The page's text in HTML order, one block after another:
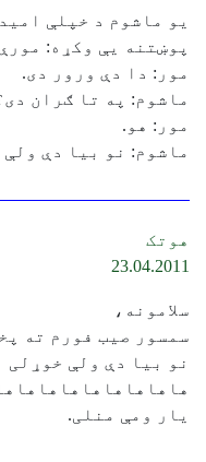
یو ماشوم د خپلې
پوښتنه یې وکړه:
مور: دا دې ورور دی.
ماشوم: په تا ګران
مور: هو.
ماشوم: نو بیا دې ولې
هوتک
23.04.2011
سلامونه،
سمسور صیب فورم ته
نو بیا دې ولې خوړلی
یار ومې منلی.